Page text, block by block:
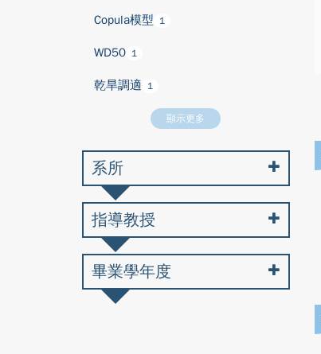
Copula模型 1
WD50 1
乾旱調適 1
顯示更多
系所
指導教授
畢業學年度